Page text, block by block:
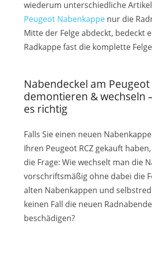
wiederum unterschiedliche
Peugeot Nabenkappe nur die
Mitte der Felge abdeckt, bedeckt
Radkappe fast die komplette
Nabendeckel am Peugeot
demontieren & wechseln
es richtig
Falls Sie einen neuen
Ihren Peugeot RCZ gekauft
die Frage: Wie wechselt man die
vorschriftsmäßig ohne dabei die
alten Nabenkappen und
keinen Fall die neuen
beschädigen?